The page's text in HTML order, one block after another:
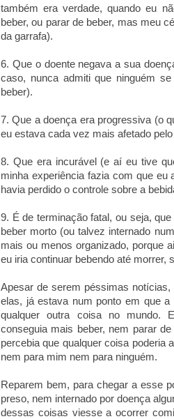
também era verdade, quando eu
beber, ou parar de beber, mas meu
da garrafa).
6. Que o doente negava a sua
caso, nunca admiti que ninguém
beber).
7. Que a doença era progressiva (o
eu estava cada vez mais afetado
8. Que era incurável (e aí eu tive
minha experiência fazia com que eu
havia perdido o controle sobre a
9. É de terminação fatal, ou seja,
beber morto (ou talvez internado
mais ou menos organizado, porque
eu iria continuar bebendo até morrer,
Apesar de serem péssimas
elas, já estava num ponto em que
qualquer outra coisa no mundo.
conseguia mais beber, nem parar
percebia que qualquer coisa poderia
nem para mim nem para ninguém.
Reparem bem, para chegar a esse
preso, nem internado por doença
dessas coisas viesse a ocorrer